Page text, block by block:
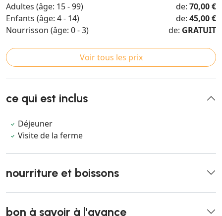
Adultes (âge: 15 - 99) de: 70,00 €
Enfants (âge: 4 - 14)
de: 45,00 €
Nourrisson (âge: 0 - 3)
de: GRATUIT
Voir tous les prix
ce qui est inclus
Déjeuner
Visite de la ferme
nourriture et boissons
bon à savoir à l'avance